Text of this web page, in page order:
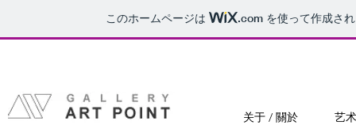
このホームページは .com を使って作成さ
关于 / 關於 艺